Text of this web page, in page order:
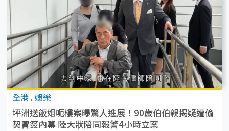
全港 . 娛樂
坪洲送飯姐呃樓案曝驚人進展！90歲伯伯親揭疑遭偷
契冒簽內幕 陸大狀陪同報警4小時立案